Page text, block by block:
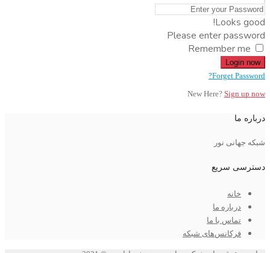
Looks good!
Please enter password
Remember me
Login now
Forget Password?
New Here? Sign up now
درباره ما
شبکه جهانی نور
دسترسی سریع
خانه
درباره ما
تماس با ما
فرکانس‌های شبکه